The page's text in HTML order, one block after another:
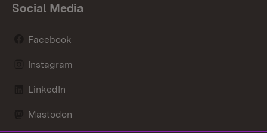
Social Media
Facebook
Instagram
LinkedIn
Mastodon